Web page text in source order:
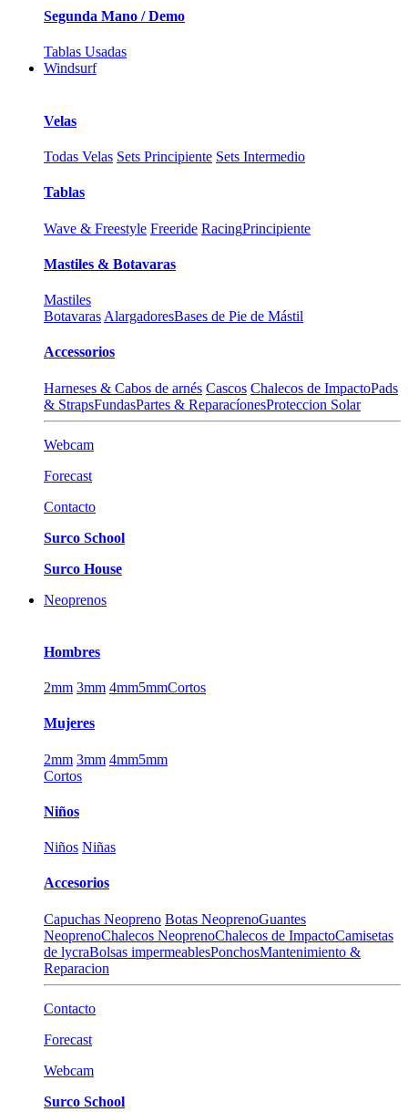
Segunda Mano / Demo
Tablas Usadas
Windsurf
Velas
Todas Velas Sets Principiente Sets Intermedio
Tablas
Wave & Freestyle Freeride RacingPrincipiente
Mastiles & Botavaras
Mastiles
Botavaras AlargadoresBases de Pie de Mástil
Accessorios
Harneses & Cabos de arnés Cascos Chalecos de ImpactoPads
& StrapsFundasPartes & ReparacíonesProteccion Solar
Webcam
Forecast
Contacto
Surco School
Surco House
Neoprenos
Hombres
2mm 3mm 4mm5mmCortos
Mujeres
2mm 3mm 4mm5mm
Cortos
Niños
Niños Niñas
Accesorios
Capuchas Neopreno Botas NeoprenoGuantes
NeoprenoChalecos NeoprenoChalecos de ImpactoCamisetas
de lycraBolsas impermeablesPonchosMantenimiento &
Reparacion
Contacto
Forecast
Webcam
Surco School